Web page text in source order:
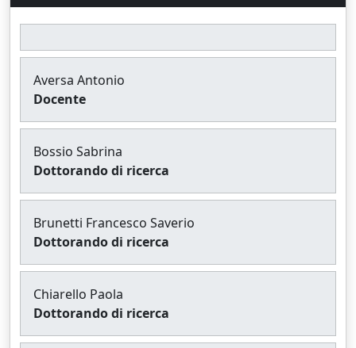
Aversa Antonio
Docente
Bossio Sabrina
Dottorando di ricerca
Brunetti Francesco Saverio
Dottorando di ricerca
Chiarello Paola
Dottorando di ricerca